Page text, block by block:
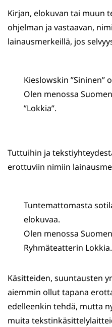
Kirjan, elokuvan tai muun
ohjelman ja vastaavan,
lainausmerkeillä, jos
Kieslowskin ”Sininen”
Olen menossa
”Lokkia”.
Tuttuihin ja
erottuviin nimiin
Tuntemattomasta
elokuvaa.
Olen menossa
Ryhmäteatterin Lokkia.
Käsitteiden, suuntausten
aiemmin ollut tapana
edelleenkin tehdä, mutta
muita